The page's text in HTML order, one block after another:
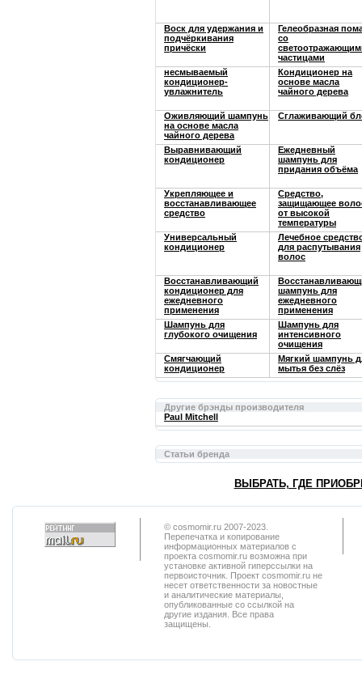
Воск для удержания и
подчёркивания
причёски
Гелеобразная
со
частицами
несмываемый
кондиционер-
увлажнитель
Кондиционер на
основе масла
чайного дерева
Оживляющий шампунь
на основе масла
чайного дерева
Сглаживающий
Выравнивающий
кондиционер
Ежедневный
шампунь для
придания объёма
Укрепляющее и
восстанавливающее
средство
Средство,
защищающее
от высокой
температуры
Универсальный
кондиционер
Лечебное
для распутывания
волос
Восстанавливающий
кондиционер для
ежедневного
применения
шампунь для
ежедневного
применения
Шампунь для
глубокого очищения
Шампунь для
интенсивного
очищения
Смягчающий
кондиционер
Мягкий шампунь
мытья без слёз
Другие брэнды производителя
Paul Mitchell
Статьи бренда
ВЫБРАТЬ, ГДЕ
© cosmomir.ru 2007-2023.
Перепечатка и копирование
информационных материалов с
проекта cosmomir.ru возможна при
установке активной гиперссылки на
первоисточник. Проект cosmomir.ru не
несет ответственности за новостные
и аналитические материалы,
опубликованные со ссылкой на
другие издания. Все права
защищены.